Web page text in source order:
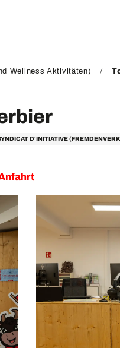
Wellness Aktivitäten)
D'INITIATIVE